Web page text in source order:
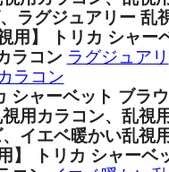
ラグジュアリー 乱
用】 トリカ シャー
ラコン ラグジュアリ
ラコン
シャーベット ブラウ
用カラコン、乱視
イエベ暖かい乱視
】 トリカ シャーベ